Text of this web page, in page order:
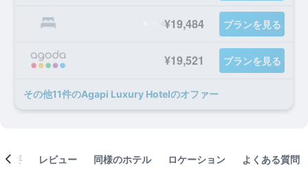
¥19,484 プランを見る
¥19,521 プランを見る
​その他11​件のAgapi Luxury Hotelのオファー
概要 レビュー 同様のホテル ロケーション よくある質問